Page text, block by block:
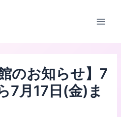
のお知らせ】7
7月17日(金)ま